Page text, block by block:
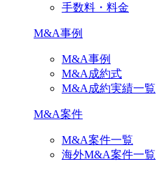
手数料・料金
M&A事例
M&A事例
M&A成約式
M&A成約実績一覧
M&A案件
M&A案件一覧
海外M&A案件一覧